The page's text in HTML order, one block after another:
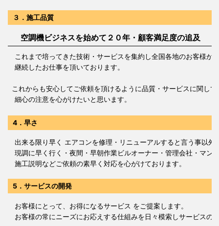
３．施工品質
空調機ビジネスを始めて２０年・顧客満足度の追及
これまで培ってきた技術・サービスを集約し全国各地のお客様か
継続したお仕事を頂いております。
これからも安心してご依頼を頂けるように品質・サービスに関して
細心の注意を心がけたいと思います。
4．早さ
出来る限り早く エアコンを修理・リニューアルすると言う事以外
現調に早く行く・夜間・早朝作業ビルオーナー・管理会社・マン
施工説明などご依頼の素早く対応を心がけております。
5．サービスの開発
お客様にとって、お得になるサービス をご提案します。
お客様の常にニーズにお応えする仕組みを日々模索しサービスの